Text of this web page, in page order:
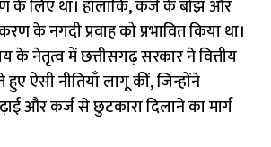
के लिए था। हालांकि, कर्ज के बोझ और
के नगदी प्रवाह को प्रभावित किया था।
के नेतृत्व में छत्तीसगढ़ सरकार ने वित्तीय
ऐसी नीतियाँ लागू कीं, जिन्होंने
और कर्ज से छुटकारा दिलाने का मार्ग